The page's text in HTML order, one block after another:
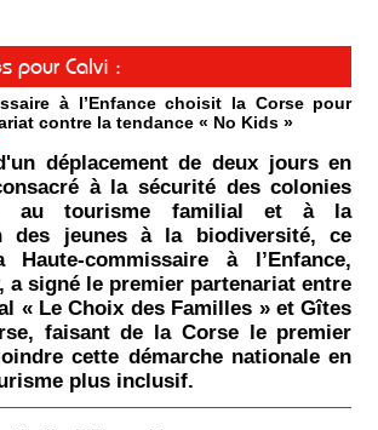
pour Calvi :
à l’Enfance choisit la Corse pour
contre la tendance « No Kids »
déplacement de deux jours en
à la sécurité des colonies
au tourisme familial et à la
des jeunes à la biodiversité, ce
commissaire à l’Enfance,
a signé le premier partenariat entre
« Le Choix des Familles » et Gîtes
faisant de la Corse le premier
cette démarche nationale en
plus inclusif.